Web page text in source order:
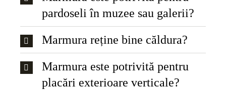
pardoseli în muzee sau galerii?
Marmura reține bine căldura?
Marmura este potrivită pentru
placări exterioare verticale?